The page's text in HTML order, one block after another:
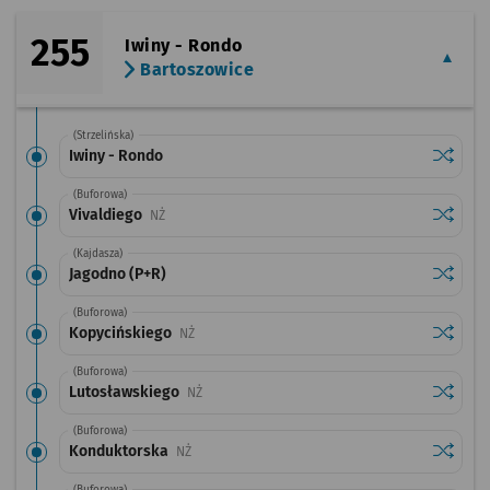
255
Iwiny - Rondo
Bartoszowice
(Strzelińska)
Iwiny - Rondo
(Buforowa)
Vivaldiego NŻPrzystanek na życzenie
(Kajdasza)
Jagodno (P+R)
(Buforowa)
Kopycińskiego NŻPrzystanek na życzenie
(Buforowa)
Lutosławskiego NŻPrzystanek na życzenie
(Buforowa)
Konduktorska NŻPrzystanek na życzenie